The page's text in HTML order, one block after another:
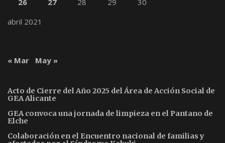
abril 2021
« Mar May »
Acto de Cierre del Año 2025 del Área de Acción Social de
GEA Alicante
GEA convoca una jornada de limpieza en el Pantano de
Elche
Colaboración en el Encuentro nacional de familias y